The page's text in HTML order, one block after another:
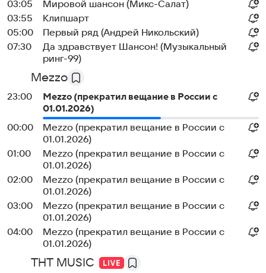
03:05
Мировой шансон (Микс-Салат)
03:55
Клипшарт
05:00
Первый ряд (Андрей Никольский)
07:30
Да здравствует Шансон! (Музыкальный
ринг-99)
Mezzo
23:00
Mezzo (прекратил вещание в России с
01.01.2026)
00:00
Mezzo (прекратил вещание в России с
01.01.2026)
01:00
Mezzo (прекратил вещание в России с
01.01.2026)
02:00
Mezzo (прекратил вещание в России с
01.01.2026)
03:00
Mezzo (прекратил вещание в России с
01.01.2026)
04:00
Mezzo (прекратил вещание в России с
01.01.2026)
ТНТ MUSIC